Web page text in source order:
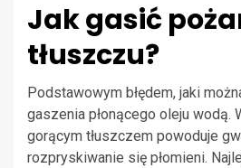
Jak gasić
tłuszczu?
Podstawowym błędem, jaki
gaszenia płonącego oleju wodą.
gorącym tłuszczem powoduje
rozpryskiwanie się płomieni.